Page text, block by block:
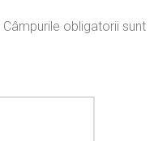
Câmpurile obligatorii sunt